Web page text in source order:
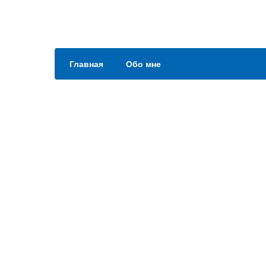
Главная Обо мне